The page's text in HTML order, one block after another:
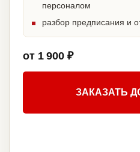
персоналом
разбор предписания и
от 1 900 ₽
ЗАКАЗАТЬ